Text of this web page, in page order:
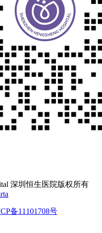
深圳恒生医院版权所有
备11101708号